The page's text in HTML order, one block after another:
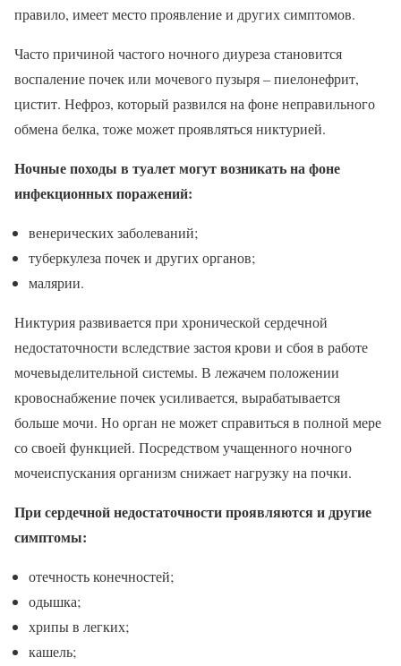
правило, имеет место проявление и других симптомов.
Часто причиной частого ночного диуреза становится
воспаление почек или мочевого пузыря – пиелонефрит,
цистит. Нефроз, который развился на фоне неправильного
обмена белка, тоже может проявляться никтурией.
Ночные походы в туалет могут возникать на фоне
инфекционных поражений:
венерических заболеваний;
туберкулеза почек и других органов;
малярии.
Никтурия развивается при хронической сердечной
недостаточности вследствие застоя крови и сбоя в работе
мочевыделительной системы. В лежачем положении
кровоснабжение почек усиливается, вырабатывается
больше мочи. Но орган не может справиться в полной мере
со своей функцией. Посредством учащенного ночного
мочеиспускания организм снижает нагрузку на почки.
При сердечной недостаточности проявляются и другие
симптомы:
отечность конечностей;
одышка;
хрипы в легких;
кашель;